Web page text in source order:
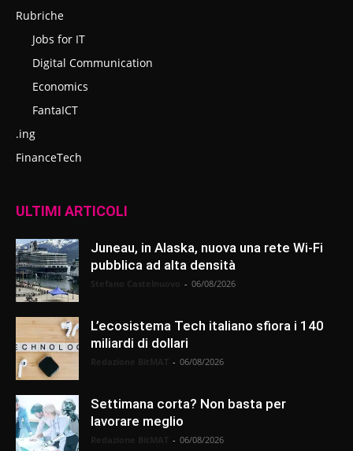
Rubriche
Jobs for IT
Digital Communication
Economics
FantaICT
.ing
FinanceTech
ULTIMI ARTICOLI
Juneau, in Alaska, nuova una rete Wi-Fi
pubblica ad alta densità
- 06/08/2026
L’ecosistema Tech italiano sfiora i 140
miliardi di dollari
- 06/08/2026
Settimana corta? Non basta per
lavorare meglio
- 06/08/2026